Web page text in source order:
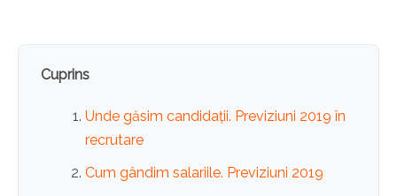
Cuprins
Unde găsim candidații. Previziuni 2019 în
recrutare
Cum gândim salariile. Previziuni 2019